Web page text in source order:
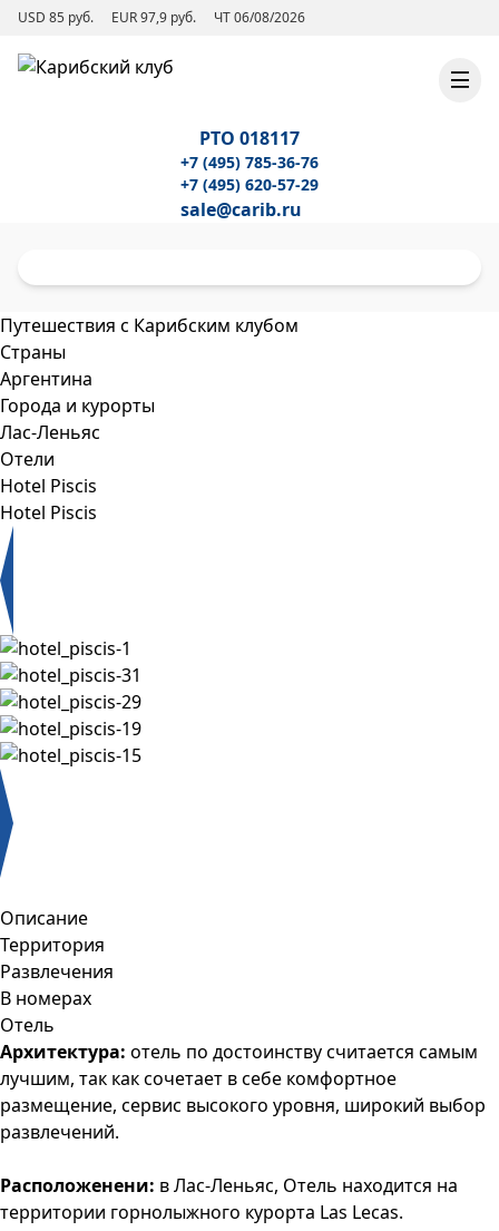
USD 85 руб. EUR 97,9 руб. ЧТ 06/08/2026
РТО 018117
+7 (495) 785-36-76
+7 (495) 620-57-29
sale@carib.ru
Путешествия с Карибским клубом
Страны
Аргентина
Города и курорты
Лас-Леньяс
Отели
Hotel Piscis
Hotel Piscis
Описание
Территория
Развлечения
В номерах
Отель
Архитектура: отель по достоинству считается самым
лучшим, так как сочетает в себе комфортное
размещение, сервис высокого уровня, широкий выбор
развлечений.
Расположенени: в Лас-Леньяс, Отель находится на
территории горнолыжного курорта Las Leсas.